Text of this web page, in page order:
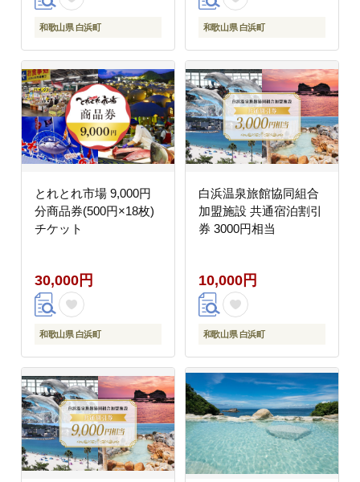
和歌山県 白浜町 和歌山県 白浜町
とれとれ市場 9,000円
分商品券(500円×18枚)
チケット
30,000円
和歌山県 白浜町
白浜温泉旅館協同組合
加盟施設 共通宿泊割引
券 3000円相当
10,000円
和歌山県 白浜町